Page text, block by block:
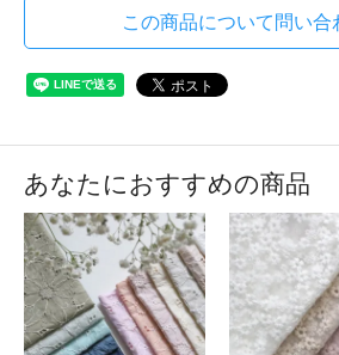
この商品について問い合
あなたにおすすめの商品